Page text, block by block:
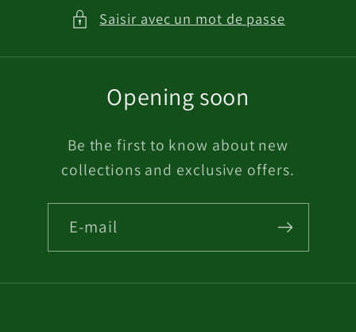
Saisir avec un mot de passe
Opening soon
Be the first to know about new
collections and exclusive offers.
E-mail